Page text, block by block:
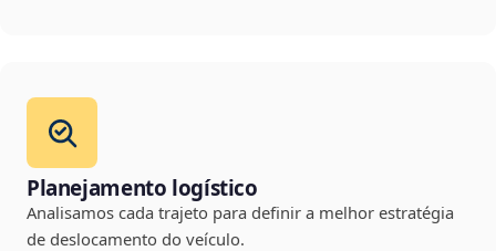
Planejamento logístico
Analisamos cada trajeto para definir a melhor estratégia
de deslocamento do veículo.